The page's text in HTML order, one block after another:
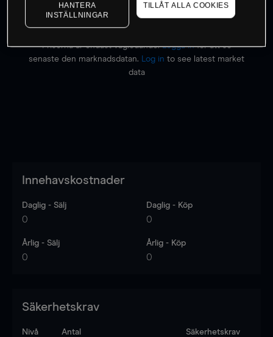
Priserna är endast vägledande.Logga inför att se
senaste den marknadsdatan.
Log in to see latest market
data
Innehavskostnader
Daglig - Sälj
0
Daglig - Köp
0
Årlig - Sälj
0
Årlig - Köp
0
Säkerhetskrav
Nivå Antal Säkerhetskrav
HANTERA
INSTÄLLNINGAR
TILLÅT ALLA COOKIES